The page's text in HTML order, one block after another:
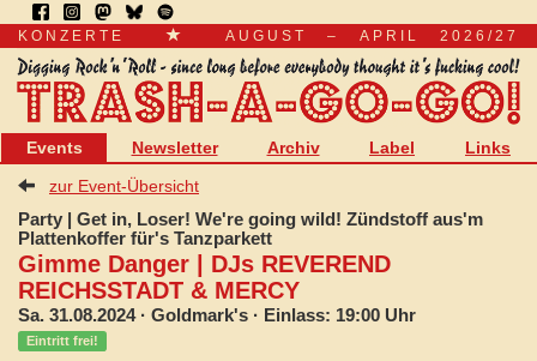
KONZERTE AUGUST – APRIL 2026/27
Events Newsletter Archiv Label
Links
zur Event-Übersicht
Party | Get in, Loser! We're going wild! Zündstoff aus'm
Plattenkoffer für's Tanzparkett
Gimme Danger | DJs REVEREND
REICHSSTADT & MERCY
Sa. 31.08.2024· Goldmark's · Einlass: 19:00 Uhr
Eintritt frei!